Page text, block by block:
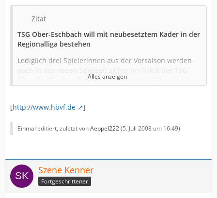
Zitat
TSG Ober-Eschbach will mit neubesetztem Kader in der
Regionalliga bestehen
Lediglich drei Spielerinnen aus der Vorsaison werden
Ober-Eschbach auflaufen. Die Verantwortlichen setzten
Andreas Kalman, Steffi Haitsch und Martin Malik, das
bittet, muss dabei zahlreiche neue Spielerinnen
Mandy Rauch, Natascha Shcherbakova und Tina
Beckmann auch im nächsten Jahr im Kader der TSG
Ober-Eschbach. Die Verantwortlichen waren zu
Alles anzeigen
[http://www.hbvf.de ]
Einmal editiert, zuletzt vonAeppel222(5. Juli 2008 um 16:49)
Szene Kenner
Fortgeschrittener